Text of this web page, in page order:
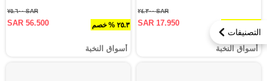
التصنيفات
SAR ٢٤.٣٠٠
SAR 17.950
أسواق النخبة
٢٥.٣ % خصم
SAR ٧٥.٦٠٠
SAR 56.500
أسواق النخبة